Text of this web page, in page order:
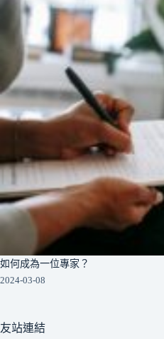
如何成為一位專家？
2024-03-08
友站連結